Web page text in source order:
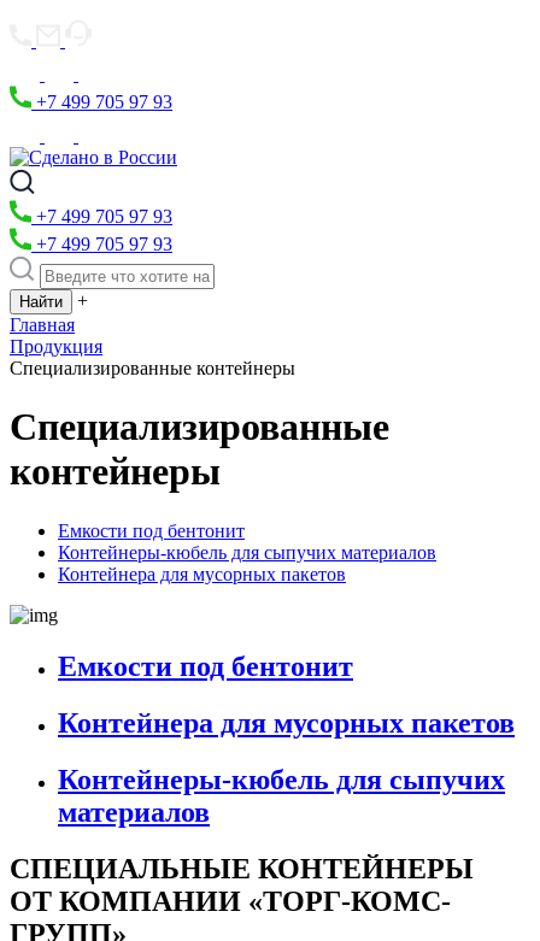
+7 499 705 97 93
+7 499 705 97 93
+7 499 705 97 93
+
Главная
Продукция
Специализированные контейнеры
Специализированные
контейнеры
Емкости под бентонит
Контейнеры-кюбель для сыпучих материалов
Контейнера для мусорных пакетов
Емкости под бентонит
Контейнера для мусорных пакетов
Контейнеры-кюбель для сыпучих
материалов
СПЕЦИАЛЬНЫЕ КОНТЕЙНЕРЫ
ОТ КОМПАНИИ «ТОРГ-КОМС-
ГРУПП»